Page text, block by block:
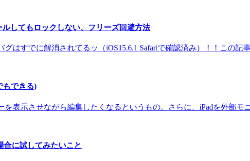
してもロックしない、フリーズ回避方法
はすでに解消されてるッ（iOS15.6.1 Safariで確認済み）！！この記
もできる)
表示させながら編集したくなるというもの。さらに、iPadを外部モ
合に試してみたいこと